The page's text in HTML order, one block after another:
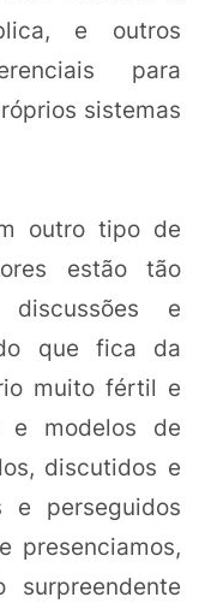
e outros
para
sistemas
outro tipo de
estão tão
e
que fica da
muito fértil e
e modelos de
discutidos e
e perseguidos
presenciamos,